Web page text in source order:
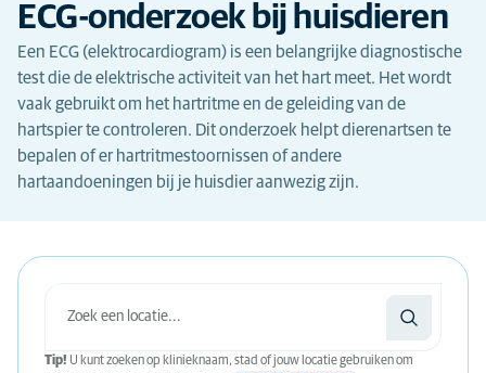
ECG-onderzoek bij huisdieren
Een ECG (elektrocardiogram) is een belangrijke diagnostische
test die de elektrische activiteit van het hart meet. Het wordt
vaak gebruikt om het hartritme en de geleiding van de
hartspier te controleren. Dit onderzoek helpt dierenartsen te
bepalen of er hartritmestoornissen of andere
hartaandoeningen bij je huisdier aanwezig zijn.
Tip! U kunt zoeken op klinieknaam, stad of jouw locatie gebruiken om